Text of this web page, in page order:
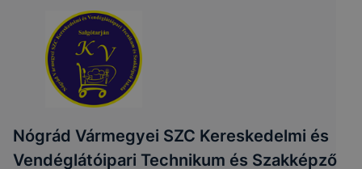
Nógrád Vármegyei SZC Kereskedelmi és
Vendéglátóipari Technikum és Szakképző